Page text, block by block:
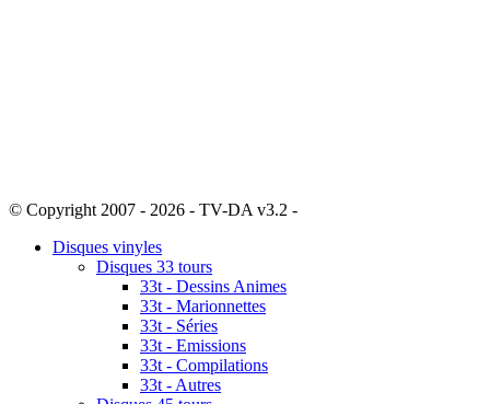
© Copyright 2007 - 2026 - TV-DA v3.2 -
Disques vinyles
Disques 33 tours
33t - Dessins Animes
33t - Marionnettes
33t - Séries
33t - Emissions
33t - Compilations
33t - Autres